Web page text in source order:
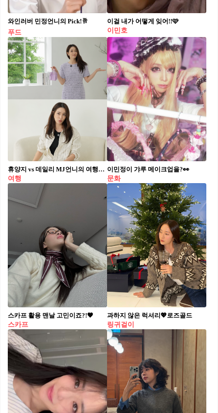
와인러버 민정언니의 Pick!🥂
푸드
이걸 내가 어떻게 잊어!!🩷
이민호
휴양지 vs 데일리 MJ언니의 여행룩 취향은?
여행
이민정이 갸루 메이크업을?👀
문화
스카프 활용 맨날 고민이죠?!🧡
스카프
과하지 않은 럭셔리💖로즈골드
링귀걸이